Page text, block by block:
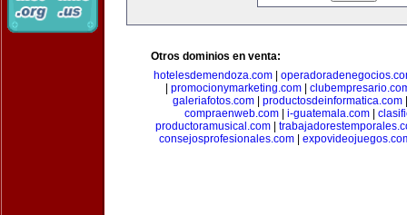
Otros dominios en venta:
hotelesdemendoza.com|
promocionymarketing.com|
galeriafotos.com
productosdeinformatica.com
compraenweb.com| i-guatemala.com|
productoramusical.com
consejosprofesionales.com|